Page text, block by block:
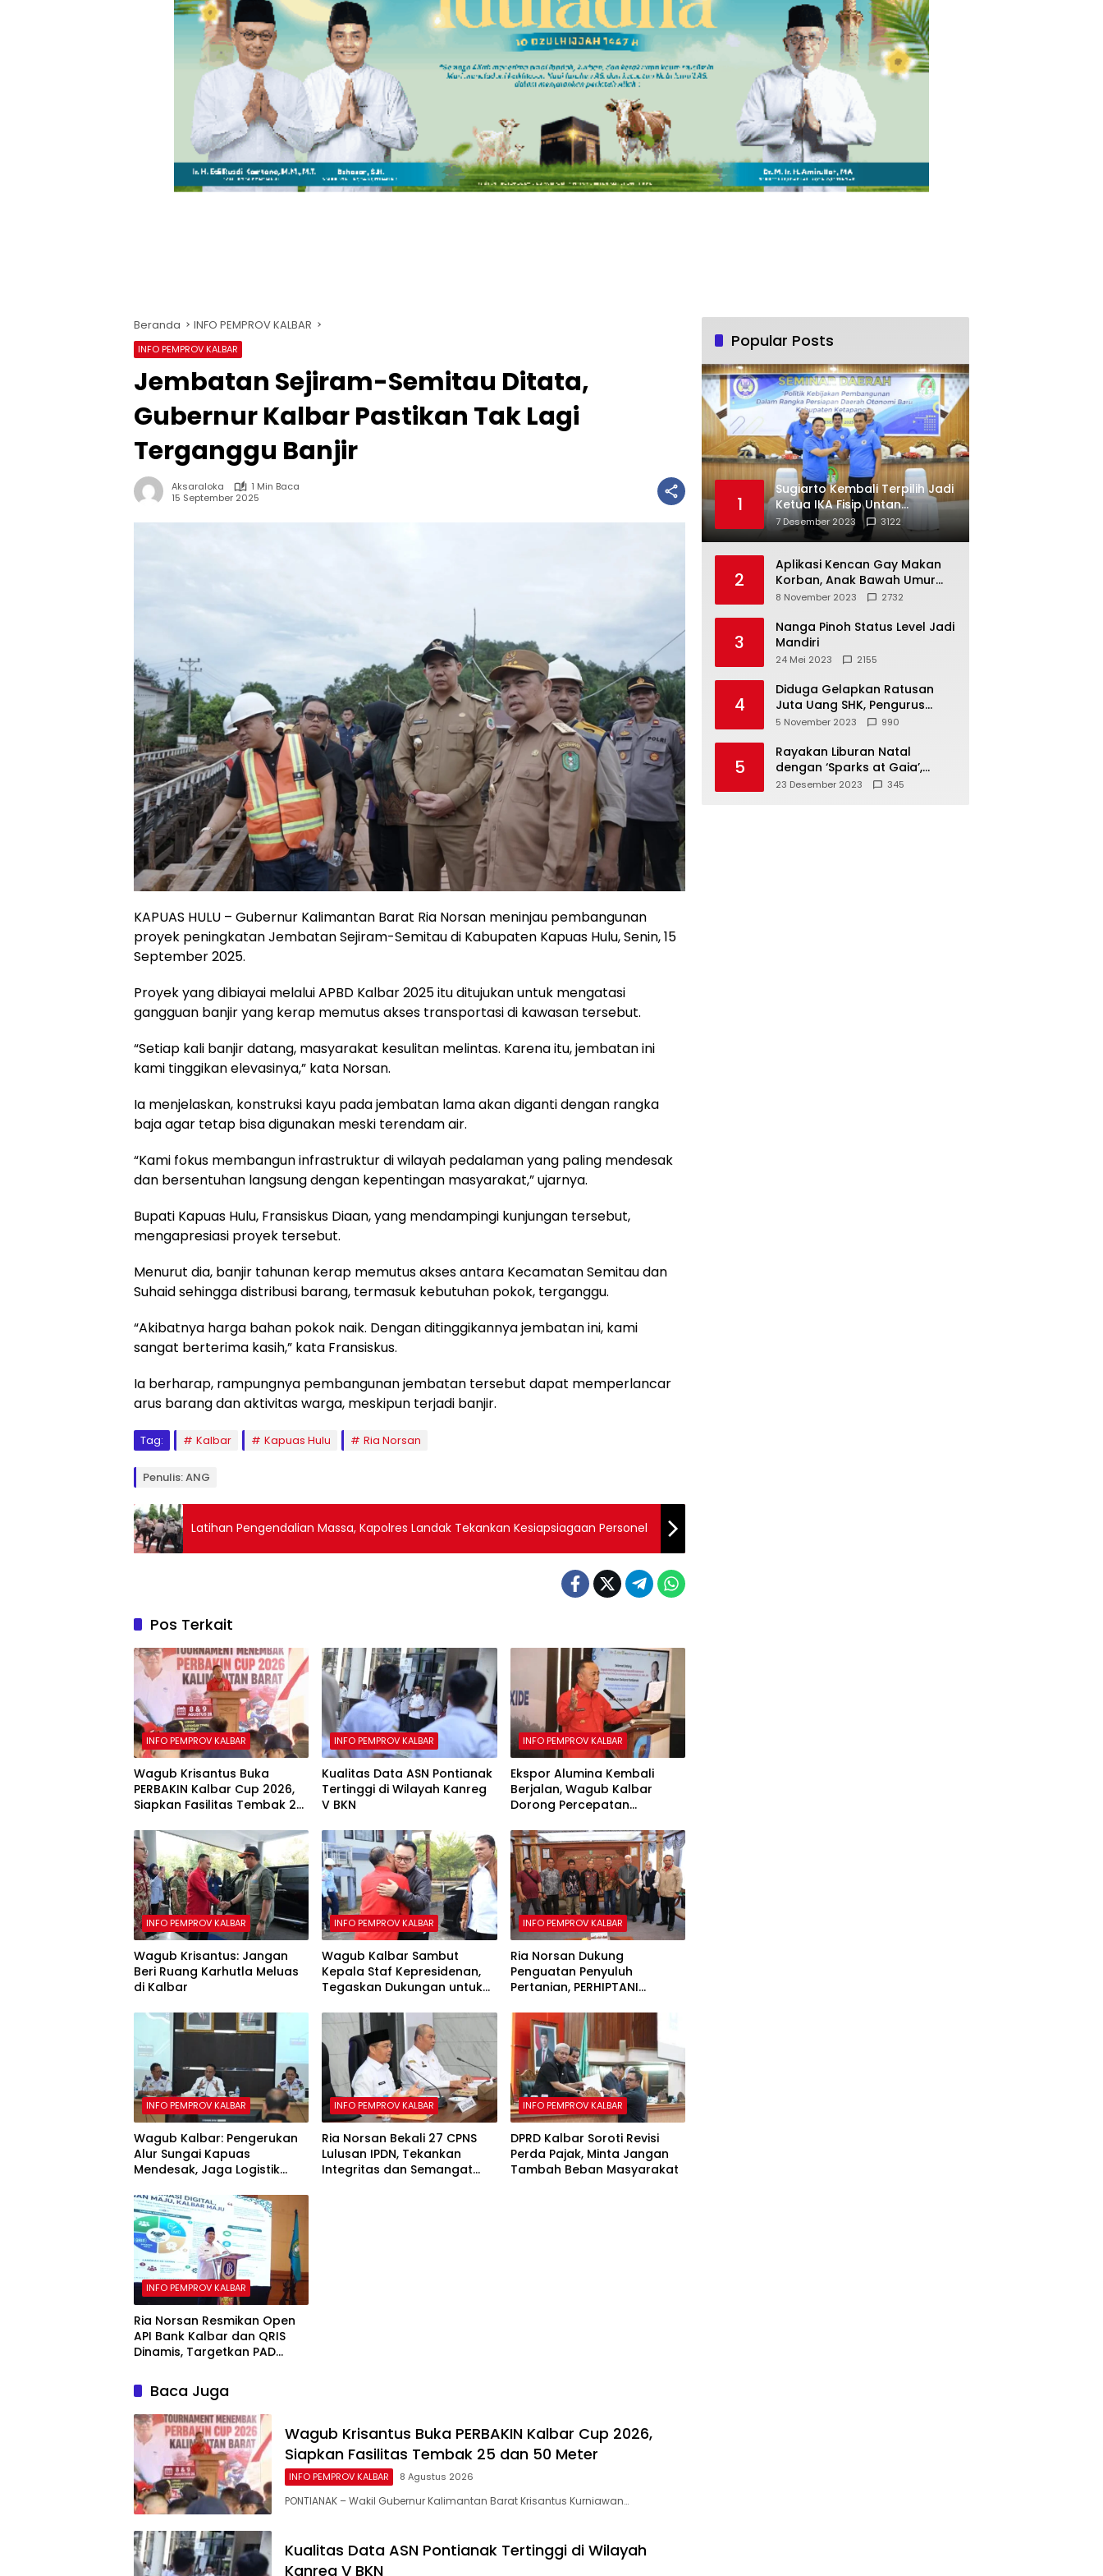
Beranda INFO PEMPROV KALBAR
INFO PEMPROV KALBAR
Jembatan Sejiram-Semitau Ditata,
Gubernur Kalbar Pastikan Tak Lagi
Terganggu Banjir
Aksaraloka
1 Min Baca
15 September 2025
KAPUAS HULU – Gubernur Kalimantan Barat Ria Norsan meninjau pembangunan
proyek peningkatan Jembatan Sejiram-Semitau di Kabupaten Kapuas Hulu, Senin, 15
September 2025.
Proyek yang dibiayai melalui APBD Kalbar 2025 itu ditujukan untuk mengatasi
gangguan banjir yang kerap memutus akses transportasi di kawasan tersebut.
“Setiap kali banjir datang, masyarakat kesulitan melintas. Karena itu, jembatan ini
kami tinggikan elevasinya,” kata Norsan.
Ia menjelaskan, konstruksi kayu pada jembatan lama akan diganti dengan rangka
baja agar tetap bisa digunakan meski terendam air.
“Kami fokus membangun infrastruktur di wilayah pedalaman yang paling mendesak
dan bersentuhan langsung dengan kepentingan masyarakat,” ujarnya.
Bupati Kapuas Hulu, Fransiskus Diaan, yang mendampingi kunjungan tersebut,
mengapresiasi proyek tersebut.
Menurut dia, banjir tahunan kerap memutus akses antara Kecamatan Semitau dan
Suhaid sehingga distribusi barang, termasuk kebutuhan pokok, terganggu.
“Akibatnya harga bahan pokok naik. Dengan ditinggikannya jembatan ini, kami
sangat berterima kasih,” kata Fransiskus.
Ia berharap, rampungnya pembangunan jembatan tersebut dapat memperlancar
arus barang dan aktivitas warga, meskipun terjadi banjir.
Tag: Kalbar Kapuas Hulu Ria Norsan
Penulis: ANG
Latihan Pengendalian Massa, Kapolres Landak Tekankan Kesiapsiagaan Personel
Pos Terkait
INFO PEMPROV KALBAR
Wagub Krisantus Buka
PERBAKIN Kalbar Cup 2026,
Siapkan Fasilitas Tembak 25
INFO PEMPROV KALBAR
Kualitas Data ASN Pontianak
Tertinggi di Wilayah Kanreg
V BKN
INFO PEMPROV KALBAR
Ekspor Alumina Kembali
Berjalan, Wagub Kalbar
Dorong Percepatan
INFO PEMPROV KALBAR
Wagub Krisantus: Jangan
Beri Ruang Karhutla Meluas
di Kalbar
INFO PEMPROV KALBAR
Wagub Kalbar Sambut
Kepala Staf Kepresidenan,
Tegaskan Dukungan untuk
INFO PEMPROV KALBAR
Ria Norsan Dukung
Penguatan Penyuluh
Pertanian, PERHIPTANI
untuk Tingkatkan Produksi
Padi
INFO PEMPROV KALBAR
Wagub Kalbar: Pengerukan
Alur Sungai Kapuas
Mendesak, Jaga Logistik
INFO PEMPROV KALBAR
Ria Norsan Bekali 27 CPNS
Lulusan IPDN, Tekankan
Integritas dan Semangat
INFO PEMPROV KALBAR
DPRD Kalbar Soroti Revisi
Perda Pajak, Minta Jangan
Tambah Beban Masyarakat
INFO PEMPROV KALBAR
Ria Norsan Resmikan Open
API Bank Kalbar dan QRIS
Dinamis, Targetkan PAD
Baca Juga
Wagub Krisantus Buka PERBAKIN Kalbar Cup 2026,
Siapkan Fasilitas Tembak 25 dan 50 Meter
INFO PEMPROV KALBAR 8 Agustus 2026
PONTIANAK – Wakil Gubernur Kalimantan Barat Krisantus Kurniawan…
Kualitas Data ASN Pontianak Tertinggi di Wilayah
Kanreg V BKN
Popular Posts
1
Sugiarto Kembali Terpilih Jadi
Ketua IKA Fisip Untan
Ketapang
7 Desember 2023 3122
2
Aplikasi Kencan Gay Makan
Korban, Anak Bawah Umur
Jadi Korban Persetubuhan
8 November 2023 2732
3
Nanga Pinoh Status Level Jadi
Mandiri
24 Mei 2023 2155
4
Diduga Gelapkan Ratusan
Juta Uang SHK, Pengurus
Koperasi SUB Dilaporkan ke
5 November 2023 990
5
Rayakan Liburan Natal
dengan ‘Sparks at Gaia’,
Sajikan Tempat Foto Estetik
23 Desember 2023 345